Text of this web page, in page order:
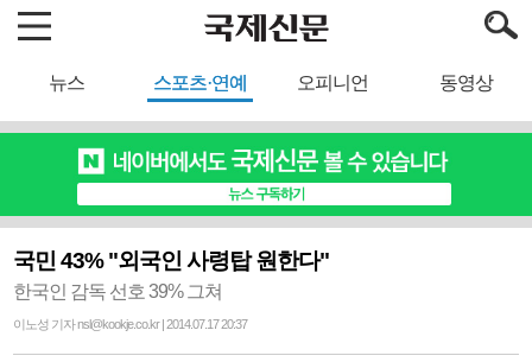
뉴스 스포츠·연예 오피니언 동영상
국민 43% "외국인 사령탑 원한다"
한국인 감독 선호 39% 그쳐
이노성 기자 nsl@kookje.co.kr | 2014.07.17 20:37